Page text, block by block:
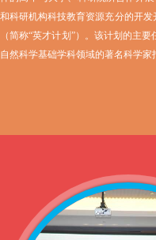
和科研机构科技教育资源充分的开
（简称“英才计划”）。该计划的主
自然科学基础学科领域的著名科学